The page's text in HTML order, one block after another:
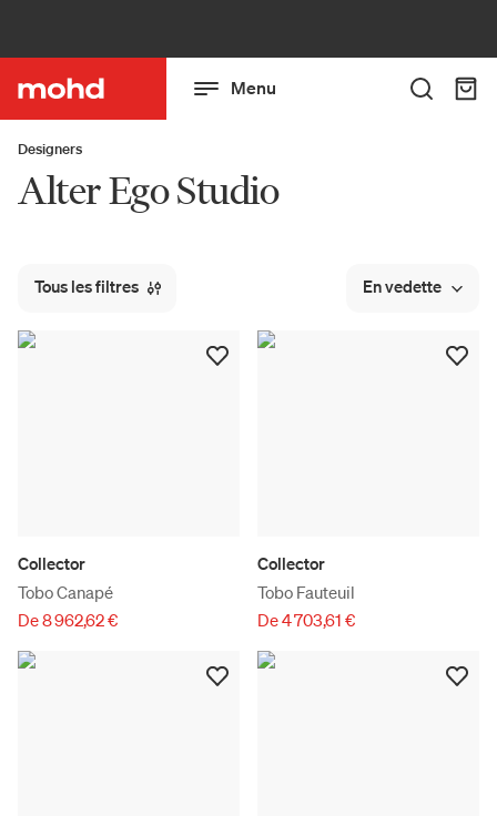
Menu
Designers
Alter Ego Studio
Tous les filtres En vedette
Collector
Tobo Canapé
De 8 962,62 €
Collector
Tobo Fauteuil
De 4 703,61 €